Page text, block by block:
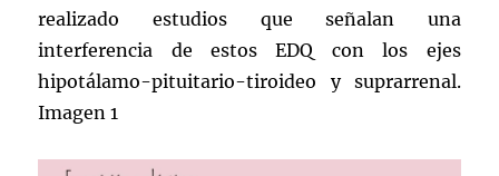
realizado estudios que señalan una
interferencia de estos EDQ con los ejes
hipotálamo-pituitario-tiroideo y suprarrenal.
Imagen 1